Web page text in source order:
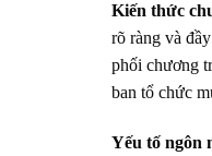
Kiến thức
rõ ràng và
phối chương
ban tổ chức
Yếu tố ngôn